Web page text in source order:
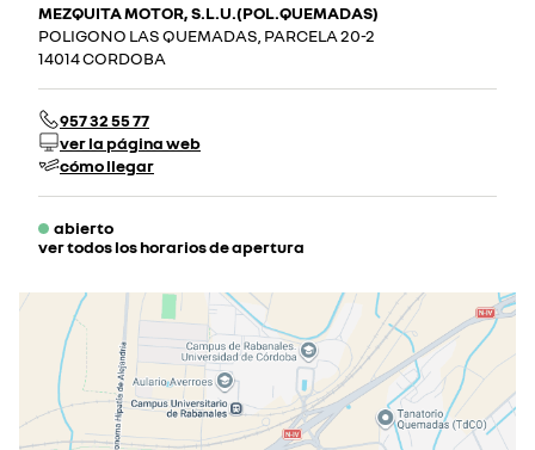
MEZQUITA MOTOR, S.L.U.(POL.QUEMADAS)
POLIGONO LAS QUEMADAS, PARCELA 20-2
14014 CORDOBA
957 32 55 77
ver la página web
cómo llegar
abierto
ver todos los horarios de apertura
martes
09:00 - 14:0016:00 - 20:30
miércoles
09:00 - 14:00 16:00 - 20:30
jueves
09:00 - 14:0016:00 - 20:30
viernes
09:00 - 14:00
16:00 - 20:30
sábado
09:00 - 13:00
cerrado actualmente
cerrado el 15 ago 2026
domingo
cerrado actualmente